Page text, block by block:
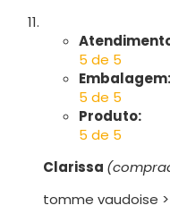
5 de 5
Embalagem:
5 de 5
Produto:
5 de 5
Clarissa
tomme vaudoise